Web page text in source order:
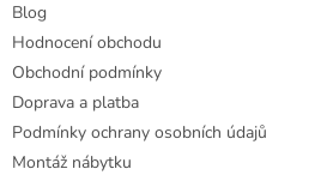
Blog
Hodnocení obchodu
Obchodní podmínky
Doprava a platba
Podmínky ochrany osobních údajů
Montáž nábytku